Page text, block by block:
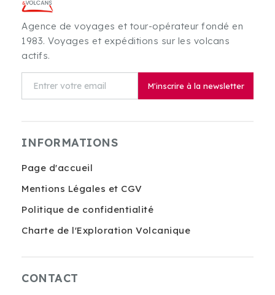
Agence de voyages et tour-opérateur fondé en
1983. Voyages et expéditions sur les volcans
actifs.
M'inscrire à la newsletter
INFORMATIONS
Page d'accueil
Mentions Légales et CGV
Politique de confidentialité
Charte de l'Exploration Volcanique
CONTACT